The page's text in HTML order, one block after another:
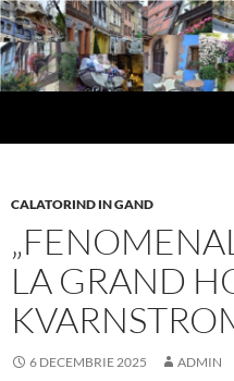
Sari
la
conținut
CALATORIND IN GAND
LA GRAND
6 DECEMBRIE 2025 ADMIN